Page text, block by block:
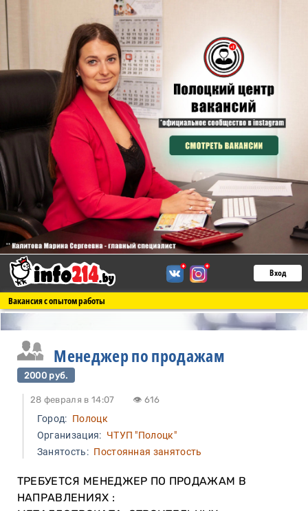
Вход
Вакансия с опытом работы
Менеджер по продажам
2000 руб.
28 февраля в 14:07 👁 616
Город: Полоцк
Организация: ЧТУП "Полоцк"
Занятость:Постоянная занятость
ТРЕБУЕТСЯ МЕНЕДЖЕР ПО ПРОДАЖАМ В
НАПРАВЛЕНИЯХ :